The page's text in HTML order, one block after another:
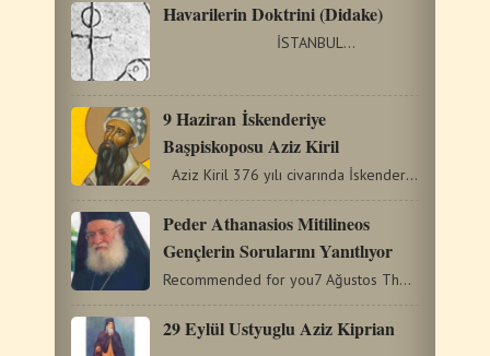
Havarilerin Doktrini (Didake)
İSTANBUL…
9 Haziran İskenderiye
Başpiskoposu Aziz Kiril
Aziz Kiril 376 yılı civarında İskenderiye’de doğdu.…
Peder Athanasios Mitilineos
Gençlerin Sorularını Yanıtlıyor
Recommended for you7 Ağustos Thebes’in bizim kutsal Peder…
29 Eylül Ustyuglu Aziz Kiprian